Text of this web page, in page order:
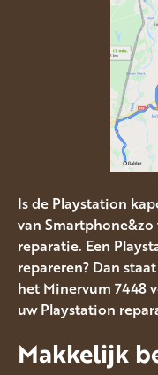
Is de Playstation
van
reparatie. Een
repareren? Dan
het Minervum 7448
uw Playstation
Makkelijk